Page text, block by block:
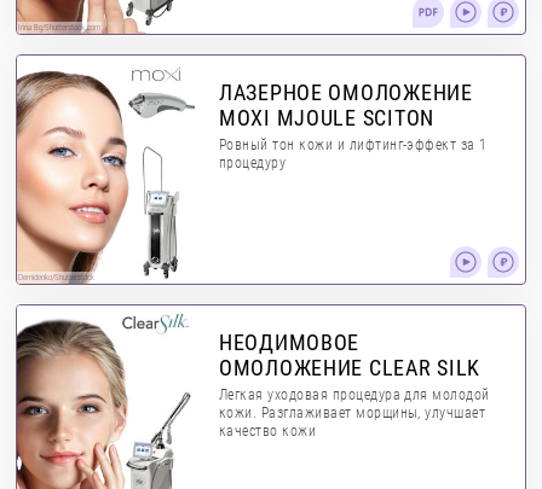
Irina Bg/Shutterstock.com
Demidenko/Shutterstock
ЛАЗЕРНОЕ ОМОЛОЖЕНИЕ
MOXI MJOULE SCITON
Ровный тон кожи и лифтинг-эффект за 1
процедуру
НЕОДИМОВОЕ
ОМОЛОЖЕНИЕ CLEAR SILK
Легкая уходовая процедура для молодой
кожи. Разглаживает морщины, улучшает
качество кожи